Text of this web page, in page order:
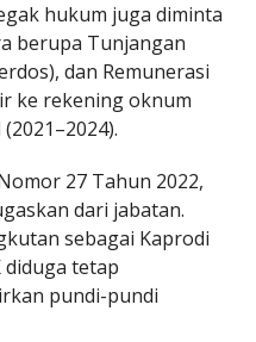
hukum juga diminta
berupa Tunjangan
dan Remunerasi
ke rekening oknum
27 Tahun 2022,
dari jabatan.
sebagai Kaprodi
diduga tetap
pundi-pundi